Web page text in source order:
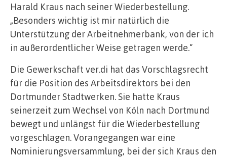
Harald Kraus nach seiner Wiederbestellung.
„Besonders wichtig ist mir natürlich die
Unterstützung der Arbeitnehmerbank, von der ich
in außerordentlicher Weise getragen werde.“
Die Gewerkschaft ver.di hat das Vorschlagsrecht
für die Position des Arbeitsdirektors bei den
Dortmunder Stadtwerken. Sie hatte Kraus
seinerzeit zum Wechsel von Köln nach Dortmund
bewegt und unlängst für die Wiederbestellung
vorgeschlagen. Vorangegangen war eine
Nominierungsversammlung, bei der sich Kraus den